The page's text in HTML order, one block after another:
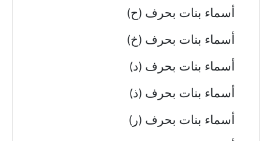
أسماء بنات بحرف (ح)
أسماء بنات بحرف (خ)
أسماء بنات بحرف (د)
أسماء بنات بحرف (ذ)
أسماء بنات بحرف (ر)